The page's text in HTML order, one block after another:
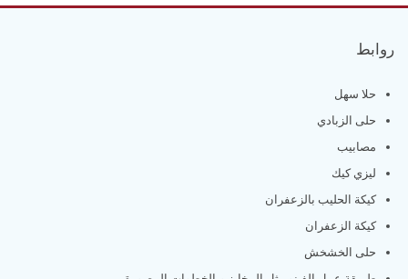
روابط
حلا سهل
حلى الزبادي
مصابيب
ليزي كيك
كيكة الحليب بالزعفران
كيكة الزعفران
حلى الخشخش